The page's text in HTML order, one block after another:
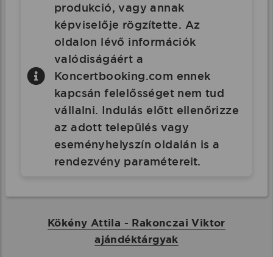
produkció, vagy annak
képviselője rögzítette. Az
oldalon lévő információk
valódiságáért a
Koncertbooking.com ennek
kapcsán felelősséget nem tud
vállalni. Indulás előtt ellenőrizze
az adott település vagy
eseményhelyszín oldalán is a
rendezvény paramétereit.
Kökény Attila - Rakonczai Viktor
ajándéktárgyak